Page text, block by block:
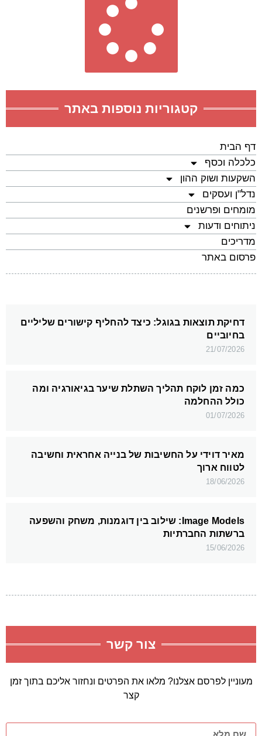
קטגוריות נוספות באתר
דף הבית
כלכלה וכסף
השקעות ושוק ההון
נדל"ן ועסקים
מומחים ופרשנים
ניתוחים ודעות
מדריכים
פרסום באתר
דחיקת תוצאות בגוגל: כיצד להחליף קישורים שליליים
בחיוביים
21/07/2026
כמה זמן לוקח תהליך השתלת שיער בגיאורגיה ומה
כולל ההחלמה
01/07/2026
מאיר דוידי על החשיבות של בנייה אחראית וחשיבה
לטווח ארוך
18/06/2026
Image Models: שילוב בין דוגמנות, משחק והשפעה
ברשתות החברתיות
15/06/2026
צור קשר
מעוניין לפרסם אצלנו? מלאו את הפרטים ונחזור אליכם בתוך זמן
קצר